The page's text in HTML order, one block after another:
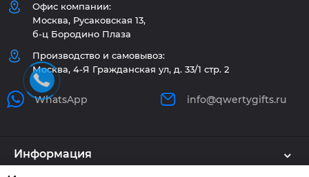
Офис компании:
Москва, Русаковская 13,
б-ц Бородино Плаза
Производство и самовывоз:
Москва, 4-Я Гражданская ул, д. 33/1 стр. 2
WhatsApp info@qwertygifts.ru
Информация